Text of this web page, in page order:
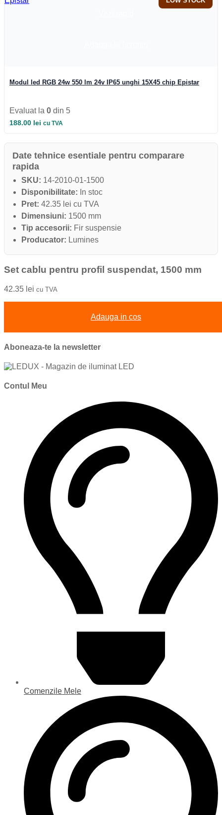
Modul led RGB 24w 550 lm 24v IP65 unghi 15X45 chip Epistar
Evaluat la 0 din 5
188.00 lei cu TVA
Date tehnice esentiale pentru comparare
rapida
SKU: 14-2010-01-1500
Disponibilitate: In stoc
Pret: 42.35 lei cu TVA
Dimensiuni: 1500 mm
Tip accesorii: Fir suspensie
Producator: Lumines
Set cablu pentru profil suspendat, 1500 mm
42.35 lei cu TVA
Adauga in cos
Aboneaza-te la newsletter
Contul Meu
Comenzile Mele